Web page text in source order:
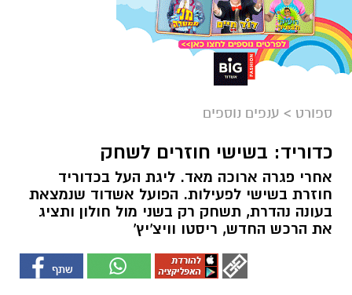
ספורט > ענפים נוספים
כדוריד: בשישי חוזרים לשחק
אחרי פגרה ארוכה מאד. ליגת העל בכדוריד
חוזרת בשישי לפעילות. הפועל אשדוד שנמצאת
בעונה נהדרת, תשחק רק בשני מול חולון ותציג
את הרכש החדש, ריסטו וויצ'יץ'